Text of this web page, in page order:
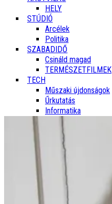
HELY
STÚDIÓ
Arcélek
Politika
SZABADIDŐ
Csináld magad
TERMÉSZETFILMEK
TECH
Műszaki újdonságok
Űrkutatás
Informatika